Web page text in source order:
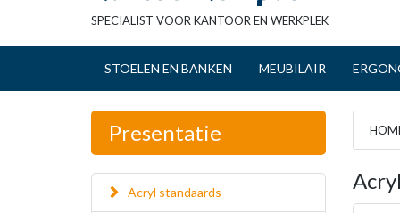
SPECIALIST VOOR KANTOOR EN WERKPLEK
STOELEN EN BANKEN MEUBILAIR
Presentatie
Acryl standaards